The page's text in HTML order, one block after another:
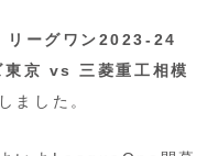
リーグワン2023-24
東京 vs 三菱重工相模
ました。